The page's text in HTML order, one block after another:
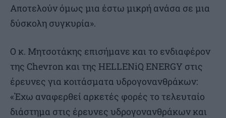
Αποτελούν όμως μια έστω μικρή ανάσα σε μια
δύσκολη συγκυρία».
Ο κ. Μητσοτάκης επισήμανε και το ενδιαφέρον
της Chevron και της HELLENiQ ENERGY στις
έρευνες για κοιτάσματα υδρογονανθράκων:
«Έχω αναφερθεί αρκετές φορές το τελευταίο
διάστημα στις έρευνες υδρογονανθράκων και